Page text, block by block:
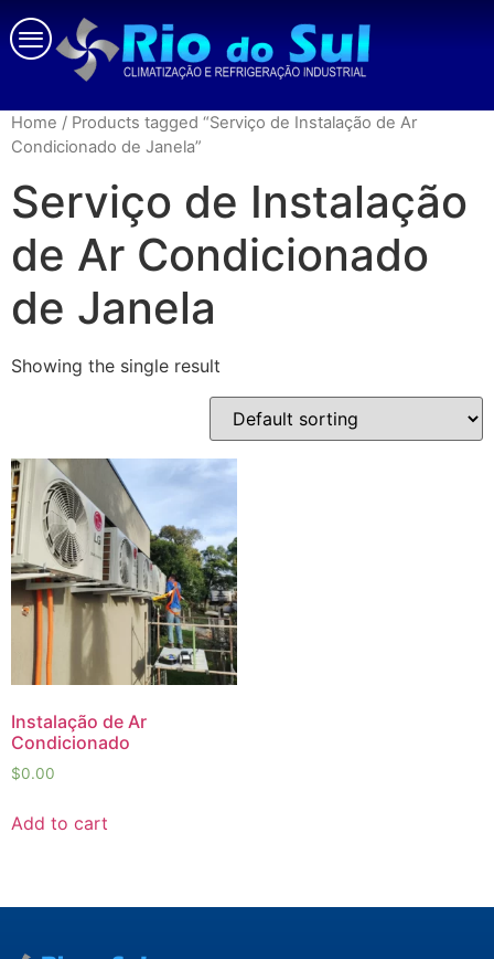
Home / Products tagged “Serviço de Instalação de Ar
Condicionado de Janela”
Serviço de Instalação
de Ar Condicionado
de Janela
Showing the single result
Instalação de Ar
Condicionado
$0.00
Add to cart